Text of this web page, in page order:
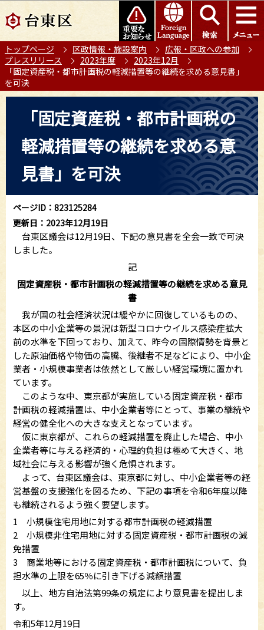
の
ー
ジ
の
先
このページの本文へ移動
トップページ 区政情報・施設案内
広報・区政への参加
プレスリリース
2023年度
2023年12月
「固定資産税・都市計画税の軽減措置等の継続を求める意見書」
を可決
「固定資産税・都市計画税の
軽減措置等の継続を求める意
見書」を可決
ページID：823125284
更新日：2023年12月19日
台東区議会は12月19日、下記の意見書を全会一致で可決
しました。
記
固定資産税・都市計画税の軽減措置等の継続を求める意見
書
我が国の社会経済状況は緩やかに回復しているものの、
本区の中小企業等の景況は新型コロナウイルス感染症拡大
前の水準を下回っており、加えて、昨今の国際情勢を背景と
した原油価格や物価の高騰、後継者不足などにより、中小企
業者・小規模事業者は依然として厳しい経営環境に置かれ
ています。
このような中、東京都が実施している固定資産税・都市
計画税の軽減措置は、中小企業者等にとって、事業の継続や
経営の健全化への大きな支えとなっています。
仮に東京都が、これらの軽減措置を廃止した場合、中小
企業者等に与える経済的・心理的負担は極めて大きく、地
域社会に与える影響が強く危惧されます。
よって、台東区議会は、東京都に対し、中小企業者等の経
営基盤の支援強化を図るため、下記の事項を令和6年度以降
も継続されるよう強く要望します。
1 小規模住宅用地に対する都市計画税の軽減措置
2 小規模非住宅用地に対する固定資産税・都市計画税の減
免措置
3 商業地等における固定資産税・都市計画税について、負
担水準の上限を65％に引き下げる減額措置
以上、地方自治法第99条の規定により意見書を提出しま
す。
令和5年12月19日